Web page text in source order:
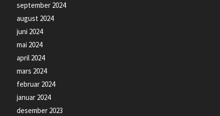
september 2024
august 2024
juni 2024
mai 2024
april 2024
mars 2024
februar 2024
januar 2024
desember 2023